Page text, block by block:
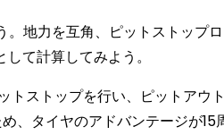
地力を互角、ピットストップ
て計算してみよう。
トストップを行い、ピットア
、タイヤのアドバンテージが